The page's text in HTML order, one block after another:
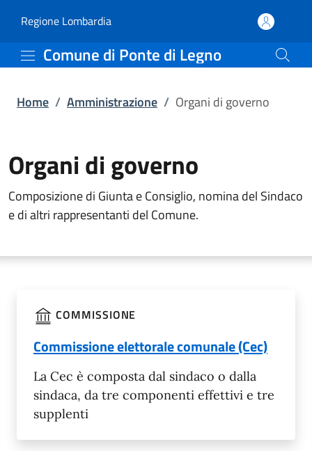
Organi di governo |
Regione Lombardia(apre in un'altra scheda).
Comune di Ponte di Legno
Home / Amministrazione / Organi di governo
Organi di governo
Composizione di Giunta e Consiglio, nomina del Sindaco
e di altri rappresentanti del Comune.
COMMISSIONE
Commissione elettorale comunale (Cec)
La Cec è composta dal sindaco o dalla
sindaca, da tre componenti effettivi e tre
supplenti